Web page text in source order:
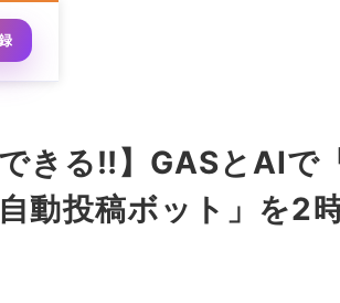
できる‼️】GASとAIで
動投稿ボット」を2